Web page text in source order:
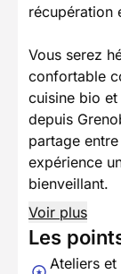
récupération
Vous serez
confortable
cuisine bio
depuis
partage
expérience
bienveillant.
Voir plus
Les
Ateliers et